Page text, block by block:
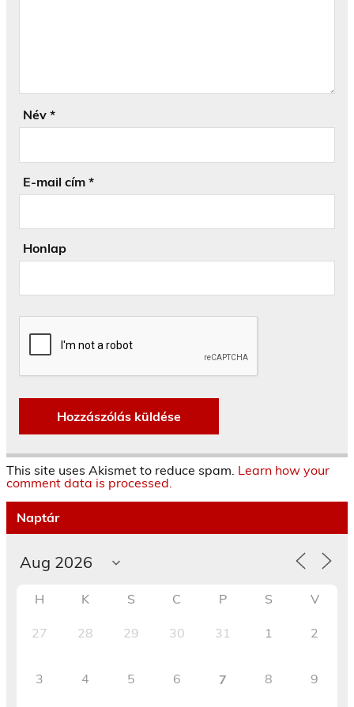
Név *
E-mail cím *
Honlap
This site uses Akismet to reduce spam. Learn how your
comment data is processed.
Naptár
H K S C P S V
27 28 29 30 31 1 2
3 4 5 6 7 8 9